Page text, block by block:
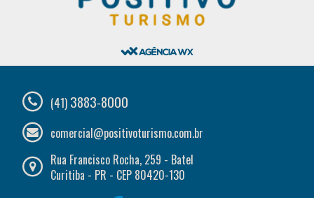
alterações sem aviso prévio.